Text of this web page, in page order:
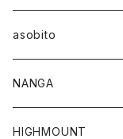
asobito
NANGA
HIGHMOUNT